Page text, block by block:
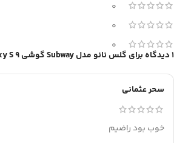
0
0
0
1 دیدگاه برای گلس نانو مدل Subway گوشی Samsung Galaxy S 9+
سحر عثمانی
خوب بود راضیم